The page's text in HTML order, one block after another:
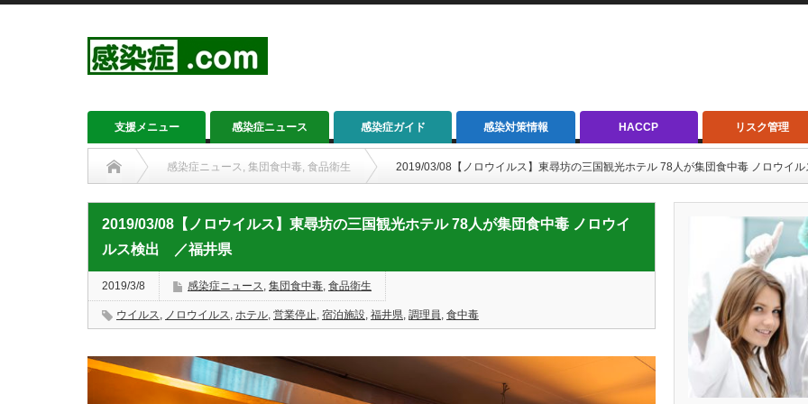
支援メニュー 感染症ニュース 感染症ガイド 感染対策情報 HACCP リスク管理
感染症ニュース, 集団食中毒, 食品衛生 2019/03/08【ノロウイルス】東尋坊の三国観光ホテル 78人が集団食中毒 ノロウイ
2019/03/08【ノロウイルス】東尋坊の三国観光ホテル 78人が集団食中毒 ノロウイ
ルス検出 ／福井県
2019/3/8 感染症ニュース, 集団食中毒, 食品衛生
ウイルス, ノロウイルス, ホテル, 営業停止, 宿泊施設, 福井県, 調理員, 食中毒